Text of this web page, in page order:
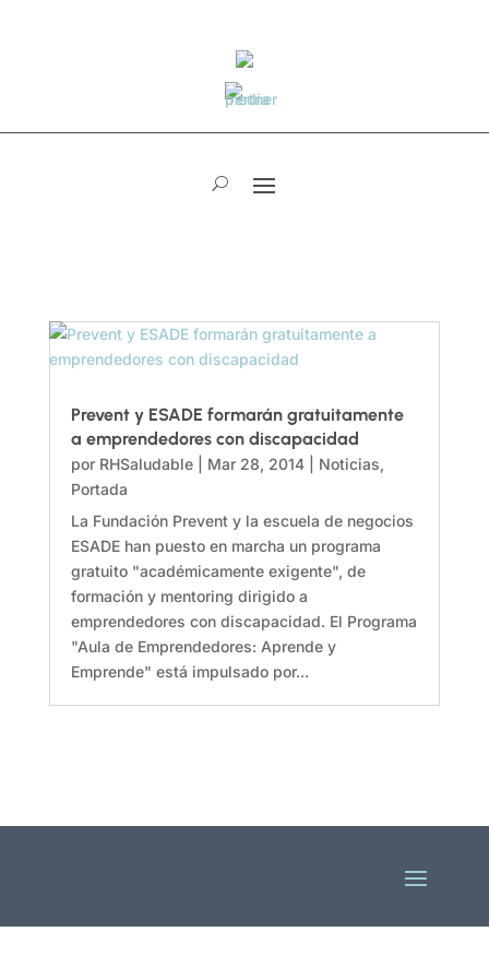
Prevent y ESADE formarán gratuitamente
a emprendedores con discapacidad
por RHSaludable| Mar 28, 2014| Noticias,
Portada
La Fundación Prevent y la escuela de negocios
ESADE han puesto en marcha un programa
gratuito "académicamente exigente", de
formación y mentoring dirigido a
emprendedores con discapacidad. El Programa
"Aula de Emprendedores: Aprende y
Emprende" está impulsado por...